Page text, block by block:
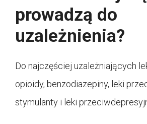
prowadzą do
uzależnienia?
Do najczęściej uzależniających
opioidy, benzodiazepiny, leki
stymulanty i leki